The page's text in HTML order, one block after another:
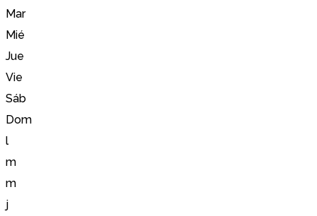
Mar
Mié
Jue
Vie
Sáb
Dom
l
m
m
j